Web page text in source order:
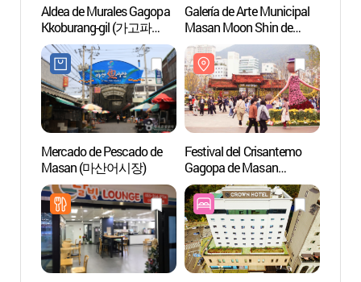
Aldea de Murales Gagopa
Kkoburang-gil (가고파
꼬부랑길 벽화마을)
Galería de Arte Municipal
Masan Moon Shin de
Changwon
(창원시립마산문신미술
관)
Mercado de Pescado de
Masan (마산어시장)
Festival del Crisantemo
Gagopa de Masan
(마산가고파국화축제)